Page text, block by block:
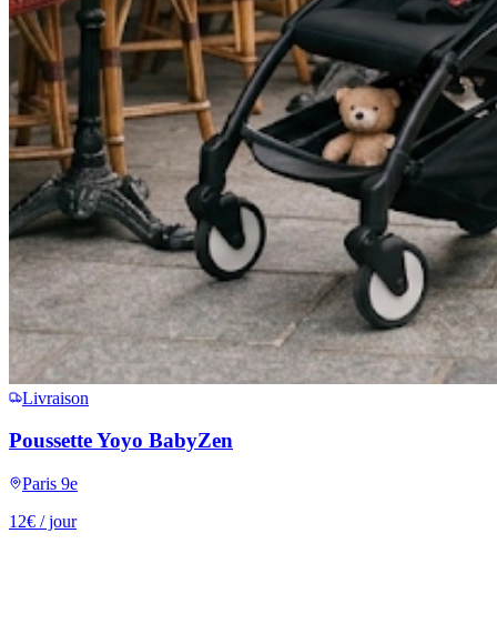
Livraison
Poussette Yoyo BabyZen
Paris 9e
12€ / jour